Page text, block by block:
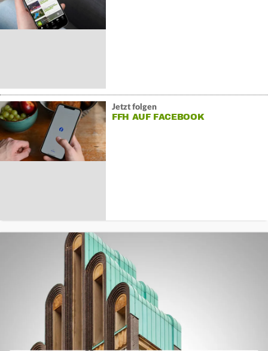
Jetzt folgen
FFH AUF FACEBOOK